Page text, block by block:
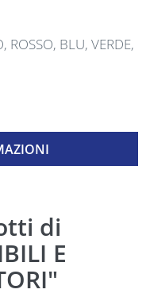
BLU, VERDE,
di
E